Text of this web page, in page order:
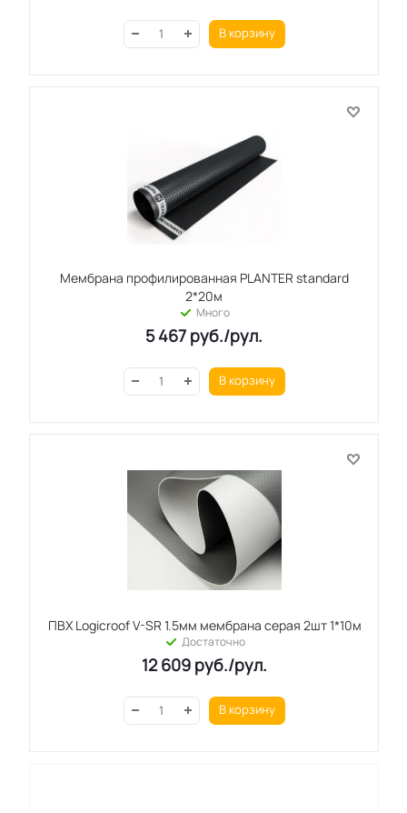
В корзину
Мембрана профилированная PLANTER standard
2*20м
Много
5 467 руб./рул.
В корзину
ПВХ Logicroof V-SR 1.5мм мембрана серая 2шт 1*10м
Достаточно
12 609руб./рул.
В корзину